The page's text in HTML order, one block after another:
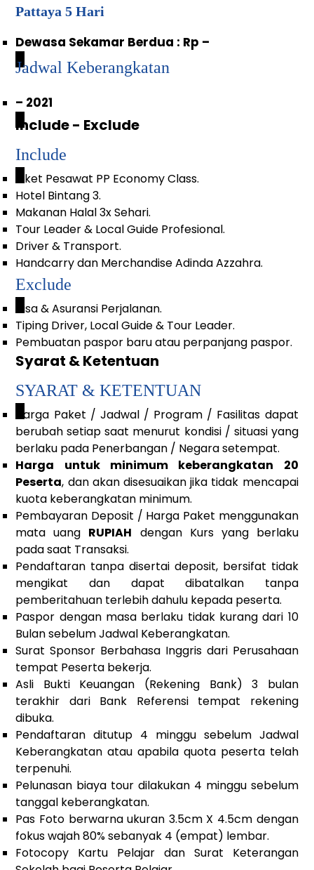
Pattaya 5 Hari
Dewasa Sekamar Berdua : Rp –
_
Jadwal Keberangkatan
– 2021
_
Include - Exclude
Include
Tiket Pesawat PP Economy Class.
Hotel Bintang 3.
Makanan Halal 3x Sehari.
Tour Leader & Local Guide Profesional.
Driver & Transport.
Handcarry dan Merchandise Adinda Azzahra.
Exclude
_Visa & Asuransi Perjalanan.
Tiping Driver, Local Guide & Tour Leader.
Pembuatan paspor baru atau perpanjang paspor.
Syarat & Ketentuan
SYARAT & KETENTUAN
_Harga Paket / Jadwal / Program / Fasilitas dapat
berubah setiap saat menurut kondisi / situasi yang
berlaku pada Penerbangan / Negara setempat.
Harga untuk minimum keberangkatan 20
Peserta, dan akan disesuaikan jika tidak mencapai
kuota keberangkatan minimum.
Pembayaran Deposit / Harga Paket menggunakan
mata uang RUPIAH dengan Kurs yang berlaku
pada saat Transaksi.
Pendaftaran tanpa disertai deposit, bersifat tidak
mengikat dan dapat dibatalkan tanpa
pemberitahuan terlebih dahulu kepada peserta.
Paspor dengan masa berlaku tidak kurang dari 10
Bulan sebelum Jadwal Keberangkatan.
Surat Sponsor Berbahasa Inggris dari Perusahaan
tempat Peserta bekerja.
Asli Bukti Keuangan (Rekening Bank) 3 bulan
terakhir dari Bank Referensi tempat rekening
dibuka.
Pendaftaran ditutup 4 minggu sebelum Jadwal
Keberangkatan atau apabila quota peserta telah
terpenuhi.
Pelunasan biaya tour dilakukan 4 minggu sebelum
tanggal keberangkatan.
Pas Foto berwarna ukuran 3.5cm X 4.5cm dengan
fokus wajah 80% sebanyak 4 (empat) lembar.
Fotocopy Kartu Pelajar dan Surat Keterangan